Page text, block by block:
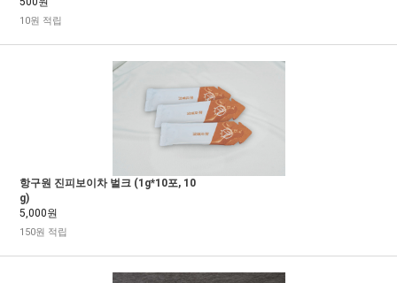
10원 적립
항구원 진피보이차 벌크 (1g*10포, 10
g)
5,000원
150원 적립